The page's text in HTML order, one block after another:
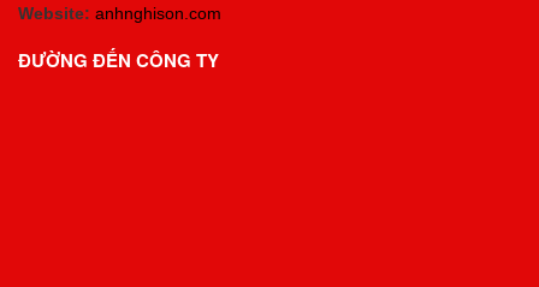
Website: anhnghison.com
ĐƯỜNG ĐẾN CÔNG TY